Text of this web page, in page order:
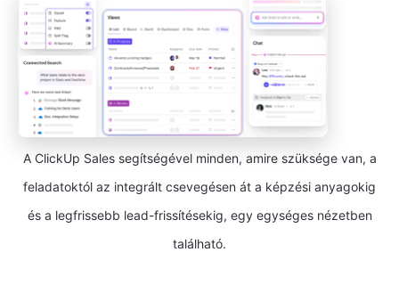
A ClickUp Sales segítségével minden, amire szüksége van, a
feladatoktól az integrált csevegésen át a képzési anyagokig
és a legfrissebb lead-frissítésekig, egy egységes nézetben
található.